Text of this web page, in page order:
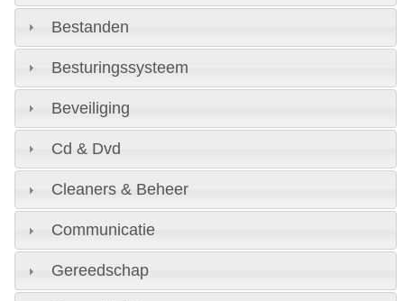
Bestanden
Besturingssysteem
Beveiliging
Cd & Dvd
Cleaners & Beheer
Communicatie
Gereedschap